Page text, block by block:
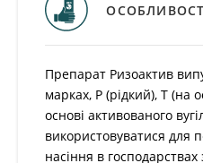
Препарат Ризоактив
марках, Р (рідкий), Т (на
основі активованого
використовуватися для
насіння в